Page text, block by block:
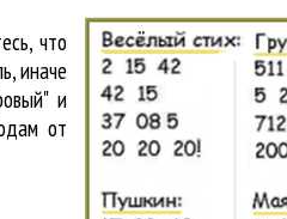
что
иначе
и
от